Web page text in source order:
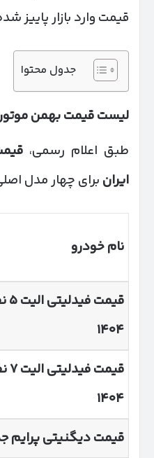
قیمت وارد بازار پاییز
جدول محتوا
لیست قیمت بهمن
طبق اعلام رسمی،
ایران برای چهار مدل
نام خودرو
قیمت فیدلیتی الیت۵
۱۴۰۴
قیمت فیدلیتی الیت۷
۱۴۰۴
قیمت دیگنیتی پرایم